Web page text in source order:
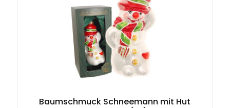
Baumschmuck Schneemann mit Hut